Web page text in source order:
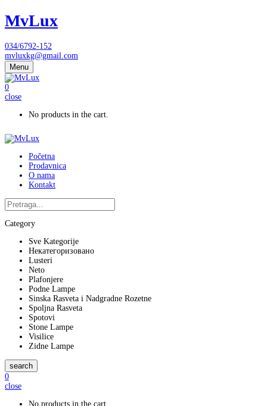
MvLux
034/6792-152
mvluxkg@gmail.com
Menu
0
close
No products in the cart.
Početna
Prodavnica
O nama
Kontakt
Category
Sve Kategorije
Некатегоризовано
Lusteri
Neto
Plafonjere
Podne Lampe
Sinska Rasveta i Nadgradne Rozetne
Spoljna Rasveta
Spotovi
Stone Lampe
Visilice
Zidne Lampe
search
0
close
No products in the cart.